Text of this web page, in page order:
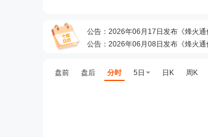
公告 ： 2026年06月17日发布《烽火
公告 ： 2026年06月08日发布《烽火通
公告
2026年07月11日发布《烽火通
并购重组：烽火通信科技股份有限公司(以下简称“烽火通信”、“公司”、“上市公司”)向株式会社藤仓(
盘前 盘后 分时 5日 日K 周K